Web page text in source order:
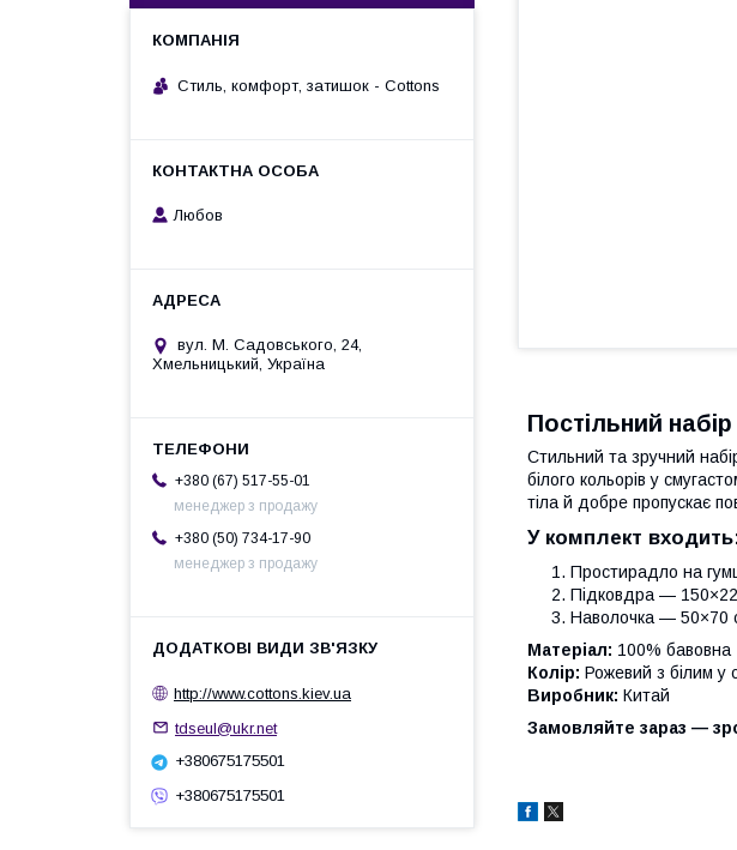
Постільний
Стильний та зручний
білого кольорів у
тіла й добре пропускає
У комплект
Простирадло на
Підковдра —
Наволочка — 50×70
Матеріал: 100% бавовна
Колір: Рожевий з білим у
Виробник: Китай
Замовляйте зараз —
Стиль, комфорт, затишок - Cottons
Любов
вул. М. Садовського, 24,
Хмельницький, Україна
+380 (67) 517-55-01
менеджер з продажу
+380 (50) 734-17-90
менеджер з продажу
http://www.cottons.kiev.ua
tdseul@ukr.net
+380675175501
+380675175501